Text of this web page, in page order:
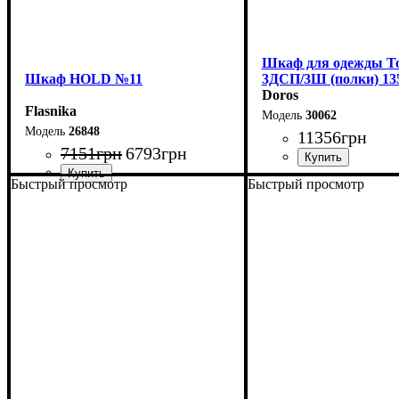
Шкаф НOLD №11
Flasnika
26848
7151грн6793грн
Шкаф для одежды
3ДСП/3Ш (полки)
Doros
30062
11356грн
Быстрый просмотр Быстрый просмотр